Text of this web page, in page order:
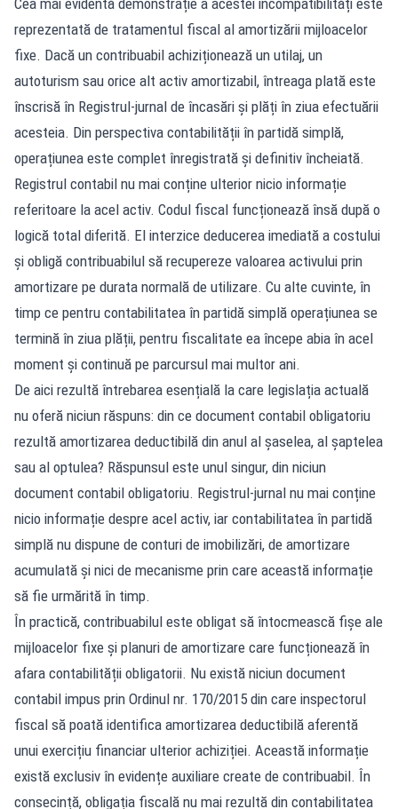
reprezentată de tratamentul fiscal al amortizării mijloacelor
fixe. Dacă un contribuabil achiziționează un utilaj, un
autoturism sau orice alt activ amortizabil, întreaga plată este
înscrisă în Registrul-jurnal de încasări și plăți în ziua efectuării
acesteia. Din perspectiva contabilității în partidă simplă,
operațiunea este complet înregistrată și definitiv încheiată.
Registrul contabil nu mai conține ulterior nicio informație
referitoare la acel activ. Codul fiscal funcționează însă după o
logică total diferită. El interzice deducerea imediată a costului
și obligă contribuabilul să recupereze valoarea activului prin
amortizare pe durata normală de utilizare. Cu alte cuvinte, în
timp ce pentru contabilitatea în partidă simplă operațiunea se
termină în ziua plății, pentru fiscalitate ea începe abia în acel
moment și continuă pe parcursul mai multor ani.
De aici rezultă întrebarea esențială la care legislația actuală
nu oferă niciun răspuns: din ce document contabil obligatoriu
rezultă amortizarea deductibilă din anul al șaselea, al șaptelea
sau al optulea? Răspunsul este unul singur, din niciun
document contabil obligatoriu. Registrul-jurnal nu mai conține
nicio informație despre acel activ, iar contabilitatea în partidă
simplă nu dispune de conturi de imobilizări, de amortizare
acumulată și nici de mecanisme prin care această informație
să fie urmărită în timp.
În practică, contribuabilul este obligat să întocmească fișe ale
mijloacelor fixe și planuri de amortizare care funcționează în
afara contabilității obligatorii. Nu există niciun document
contabil impus prin Ordinul nr. 170/2015 din care inspectorul
fiscal să poată identifica amortizarea deductibilă aferentă
unui exercițiu financiar ulterior achiziției. Această informație
există exclusiv în evidențe auxiliare create de contribuabil. În
consecință, obligația fiscală nu mai rezultă din contabilitatea